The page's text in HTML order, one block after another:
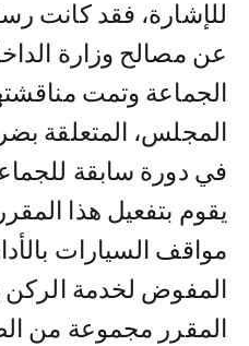
للإشارة، فقد كانت
عن مصالح وزارة
الجماعة وتمت
المجلس، المتعلقة
في دورة سابقة
يقوم بتفعيل هذا
مواقف السيارات
المفوض لخدمة الركن
المقرر مجموعة من